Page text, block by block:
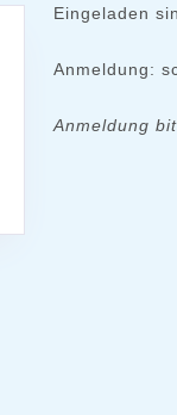
Eingeladen
Anmeldung:
Anmeldung